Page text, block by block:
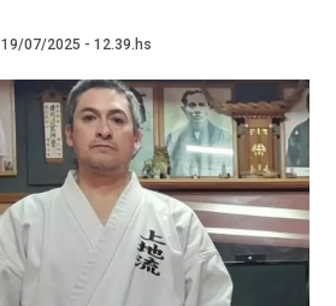
19/07/2025 - 12.39.hs